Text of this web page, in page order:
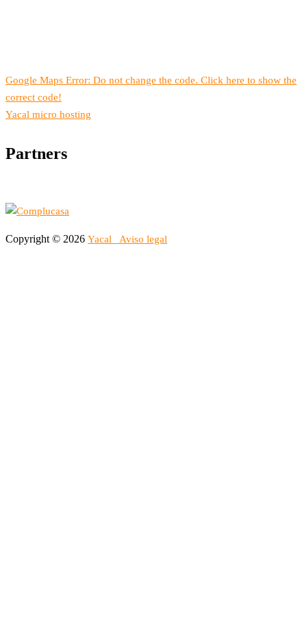
Google Maps Error: Do not change the code. Click here to show the
correct code!
Yacal micro hosting
Partners
Copyright © 2026 Yacal Aviso legal